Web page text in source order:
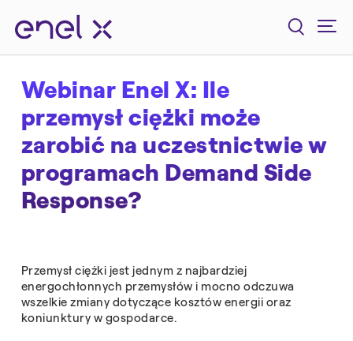
Webinar Enel X: Ile
przemysł ciężki może
zarobić na uczestnictwie w
programach Demand Side
Response?
Przemysł ciężki jest jednym z najbardziej
energochłonnych przemysłów i mocno odczuwa
wszelkie zmiany dotyczące kosztów energii oraz
koniunktury w gospodarce.